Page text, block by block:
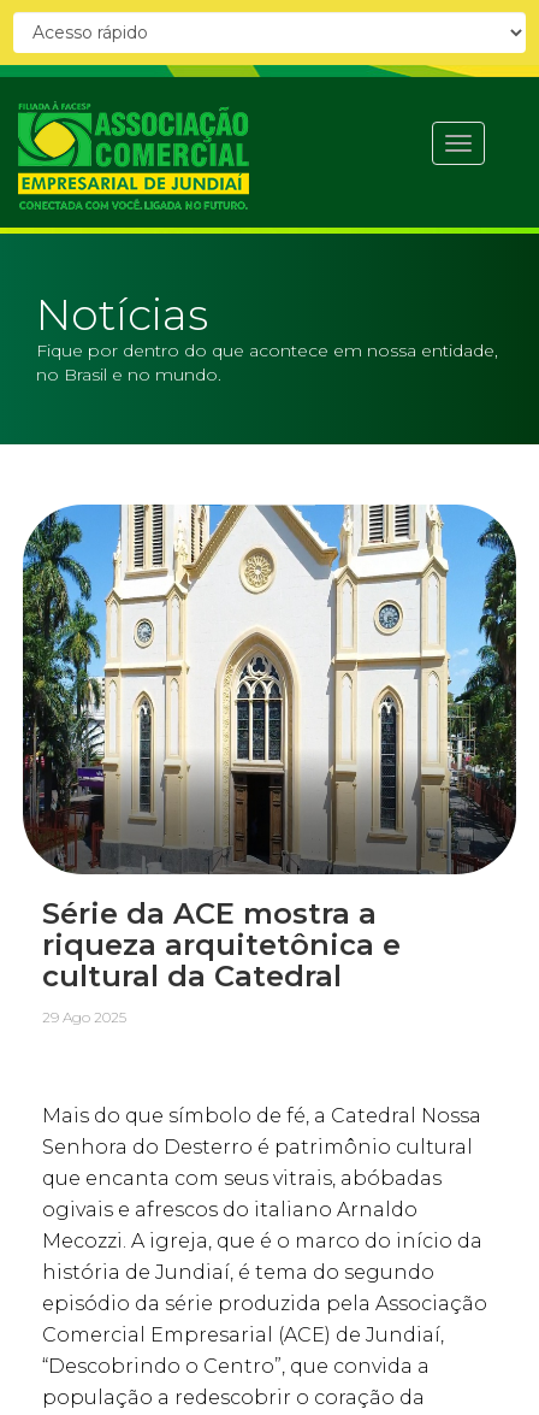
Abrir
menu
Notícias
Fique por dentro do que acontece em nossa entidade,
no Brasil e no mundo.
Série da ACE mostra a
riqueza arquitetônica e
cultural da Catedral
29 Ago 2025
Mais do que símbolo de fé, a Catedral Nossa
Senhora do Desterro é patrimônio cultural
que encanta com seus vitrais, abóbadas
ogivais e afrescos do italiano Arnaldo
Mecozzi. A igreja, que é o marco do início da
história de Jundiaí, é tema do segundo
episódio da série produzida pela Associação
Comercial Empresarial (ACE) de Jundiaí,
“Descobrindo o Centro”, que convida a
população a redescobrir o coração da